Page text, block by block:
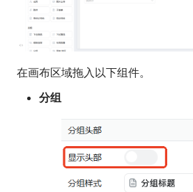
在画布区域拖入以下组件。
分组